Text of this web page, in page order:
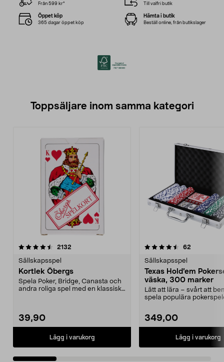
Från 599 kr* Till valfri butik
Öppet köp
365 dagar öppet köp
Hämta i butik
Beställ online, från butikslager
Toppsäljare inom samma kategori
2132
Sällskapsspel
Kortlek Öbergs
Spela Poker, Bridge, Canasta och
andra roliga spel med en klassisk
39,90
Lägg i varukorg
4.5 av 5 stjärnor 62
Sällskapsspel
Texas Hold’em
väska, 300 marker
Lätt att lära – svårt att
spela populära
349,00
Lägg i varukorg
0.0 av 5 stjärnor